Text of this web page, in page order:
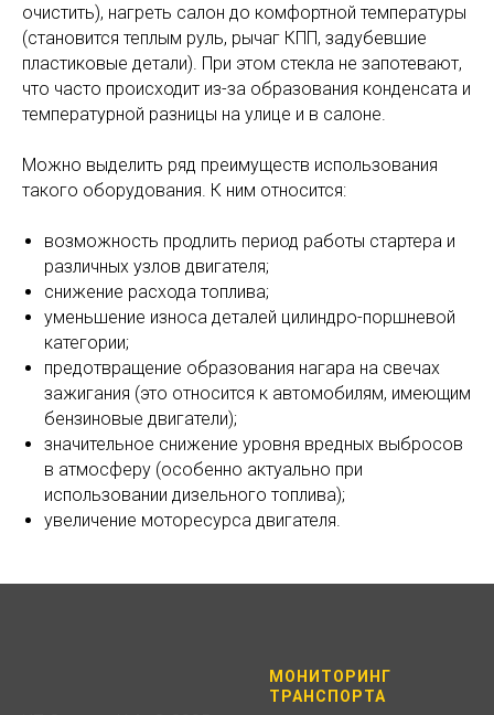
очистить), нагреть салон до комфортной температуры
(становится теплым руль, рычаг КПП, задубевшие
пластиковые детали). При этом стекла не запотевают,
что часто происходит из-за образования конденсата и
температурной разницы на улице и в салоне.
Можно выделить ряд преимуществ использования
такого оборудования. К ним относится:
возможность продлить период работы стартера и
различных узлов двигателя;
снижение расхода топлива;
уменьшение износа деталей цилиндро-поршневой
категории;
предотвращение образования нагара на свечах
зажигания (это относится к автомобилям, имеющим
бензиновые двигатели);
значительное снижение уровня вредных выбросов
в атмосферу (особенно актуально при
использовании дизельного топлива);
увеличение моторесурса двигателя.
МОНИТОРИНГ
ТРАНСПОРТА